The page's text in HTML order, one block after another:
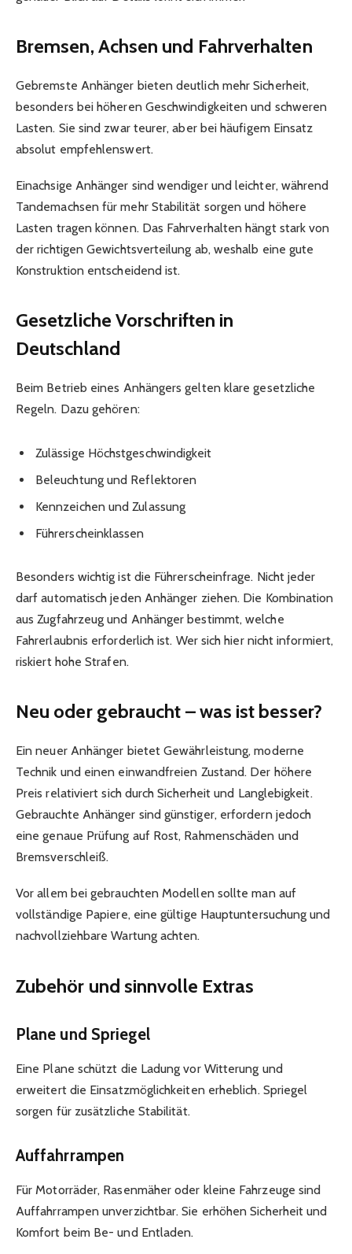
Bremsen, Achsen und Fahrverhalten
Gebremste Anhänger bieten deutlich mehr Sicherheit,
besonders bei höheren Geschwindigkeiten und schweren
Lasten. Sie sind zwar teurer, aber bei häufigem Einsatz
absolut empfehlenswert.
Einachsige Anhänger sind wendiger und leichter, während
Tandemachsen für mehr Stabilität sorgen und höhere
Lasten tragen können. Das Fahrverhalten hängt stark von
der richtigen Gewichtsverteilung ab, weshalb eine gute
Konstruktion entscheidend ist.
Gesetzliche Vorschriften in
Deutschland
Beim Betrieb eines Anhängers gelten klare gesetzliche
Regeln. Dazu gehören:
Zulässige Höchstgeschwindigkeit
Beleuchtung und Reflektoren
Kennzeichen und Zulassung
Führerscheinklassen
Besonders wichtig ist die Führerscheinfrage. Nicht jeder
darf automatisch jeden Anhänger ziehen. Die Kombination
aus Zugfahrzeug und Anhänger bestimmt, welche
Fahrerlaubnis erforderlich ist. Wer sich hier nicht informiert,
riskiert hohe Strafen.
Neu oder gebraucht – was ist besser?
Ein neuer Anhänger bietet Gewährleistung, moderne
Technik und einen einwandfreien Zustand. Der höhere
Preis relativiert sich durch Sicherheit und Langlebigkeit.
Gebrauchte Anhänger sind günstiger, erfordern jedoch
eine genaue Prüfung auf Rost, Rahmenschäden und
Bremsverschleiß.
Vor allem bei gebrauchten Modellen sollte man auf
vollständige Papiere, eine gültige Hauptuntersuchung und
nachvollziehbare Wartung achten.
Zubehör und sinnvolle Extras
Plane und Spriegel
Eine Plane schützt die Ladung vor Witterung und
erweitert die Einsatzmöglichkeiten erheblich. Spriegel
sorgen für zusätzliche Stabilität.
Auffahrrampen
Für Motorräder, Rasenmäher oder kleine Fahrzeuge sind
Auffahrrampen unverzichtbar. Sie erhöhen Sicherheit und
Komfort beim Be- und Entladen.